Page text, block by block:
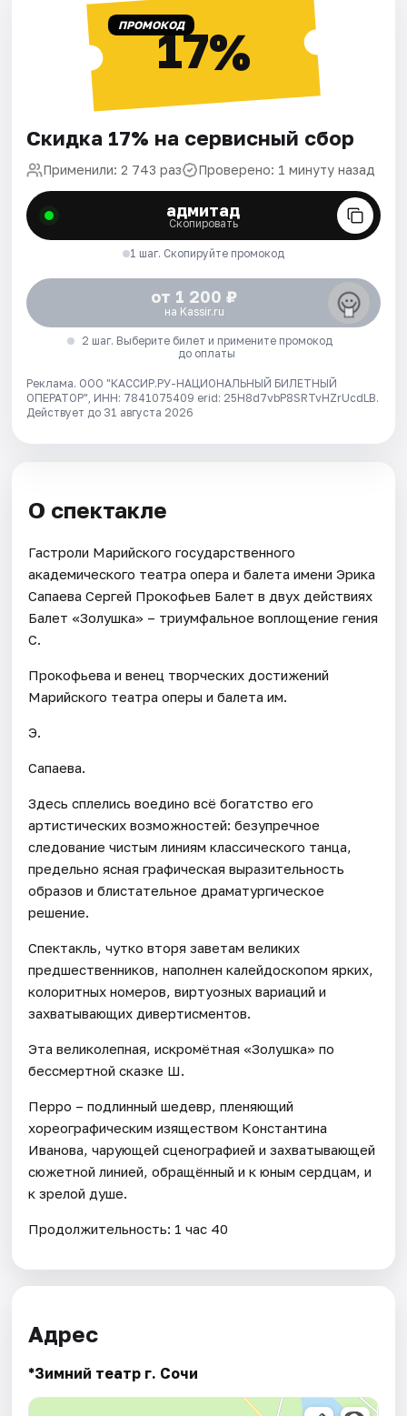
ПРОМОКОД17%
Скидка 17% на сервисный сбор
Применили: 2 743 раз Проверено: 1 минуту назад
адмитад
Скопировать
1 шаг. Скопируйте промокод
от 1 200 ₽
на Kassir.ru
2 шаг. Выберите билет и примените промокод
до оплаты
Реклама. ООО "КАССИР.РУ-НАЦИОНАЛЬНЫЙ БИЛЕТНЫЙ
ОПЕРАТОР", ИНН: 7841075409 erid: 25H8d7vbP8SRTvHZrUcdLB.
Действует до 31 августа 2026
О спектакле
Гастроли Марийского государственного
академического театра опера и балета имени Эрика
Сапаева Сергей Прокофьев Балет в двух действиях
Балет «Золушка» – триумфальное воплощение гения
С.
Прокофьева и венец творческих достижений
Марийского театра оперы и балета им.
Э.
Сапаева.
Здесь сплелись воедино всё богатство его
артистических возможностей: безупречное
следование чистым линиям классического танца,
предельно ясная графическая выразительность
образов и блистательное драматургическое
решение.
Спектакль, чутко вторя заветам великих
предшественников, наполнен калейдоскопом ярких,
колоритных номеров, виртуозных вариаций и
захватывающих дивертисментов.
Эта великолепная, искромётная «Золушка» по
бессмертной сказке Ш.
Перро – подлинный шедевр, пленяющий
хореографическим изяществом Константина
Иванова, чарующей сценографией и захватывающей
сюжетной линией, обращённый и к юным сердцам, и
к зрелой душе.
Продолжительность: 1 час 40
Адрес
*Зимний театр г. Сочи